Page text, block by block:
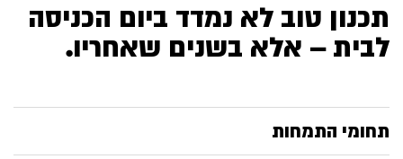
תכנון טוב לא נמדד ביום הכניסה
לבית — אלא בשנים שאחריו.
תחומי התמחות